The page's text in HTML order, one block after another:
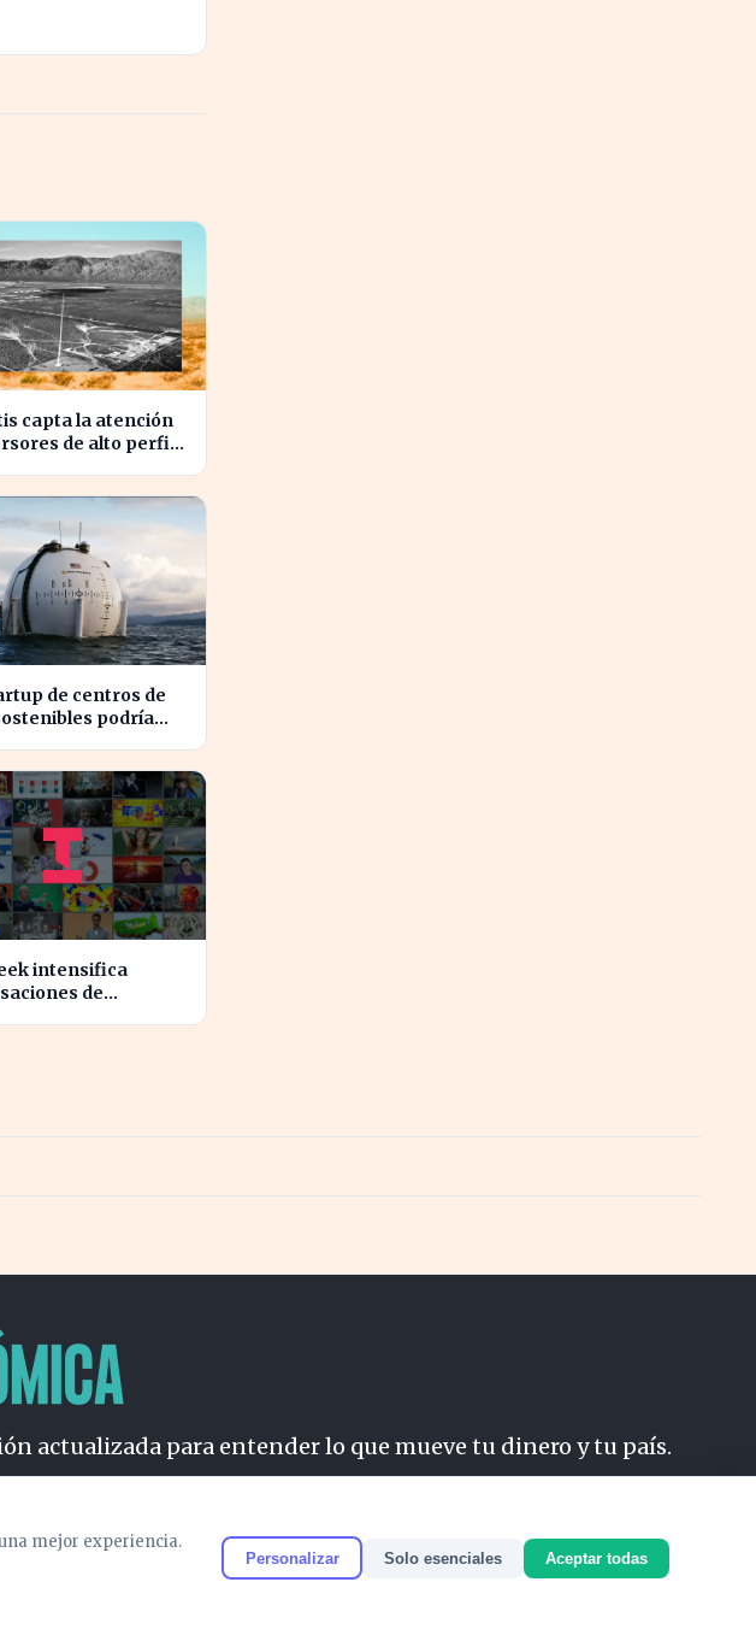
capta la atención
de alto perfil
de centros de
podría
intensifica
de
actualizada para entender lo que mueve tu dinero y tu país.
mejor experiencia.
Personalizar Solo esenciales Aceptar todas